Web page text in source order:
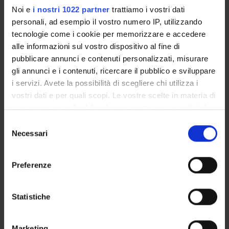
Noi e i nostri 1022 partner trattiamo i vostri dati
personali, ad esempio il vostro numero IP, utilizzando
tecnologie come i cookie per memorizzare e accedere
alle informazioni sul vostro dispositivo al fine di
pubblicare annunci e contenuti personalizzati, misurare
gli annunci e i contenuti, ricercare il pubblico e sviluppare
i servizi. Avete la possibilità di scegliere chi utilizza i
vostri dati e per quali scopi. Le vostre scelte in materia di
privacy sono applicabili solo su questa proprietà digitale
modificare o revocare il proprio consenso in qualsiasi
momento dalla Dichiarazione sui cookie o facendo clic
raccogliere informazioni sulla tua posizione
geografica, con un'approssimazione di qualche
delNecessari
Preferenze
Statistiche
frammenta il linguaggio fino a renderlo irriconoscibile.
PROJECT PARTICIPANTS
Simona Brunetti
Associate Professor
Monica Cristini
Teaching Assistant
Andrea Cominetti